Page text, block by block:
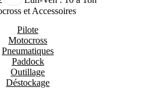
et Accessoires
Pilote
Motocross
Pneumatiques
Paddock
Outillage
Déstockage